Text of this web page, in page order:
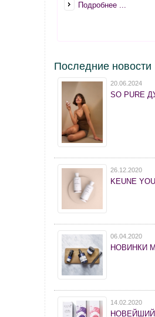
Подробнее ...
Последние новости
20.06.2024
SO PURE
26.12.2020
KEUNE
06.04.2020
НОВИНКИ
14.02.2020